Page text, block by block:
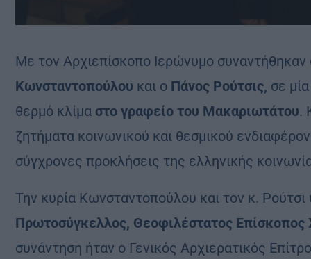
Με τον Αρχιεπίσκοπο Ιερώνυμο
Κωνσταντοπούλου και ο Πάνος Ρούτσις, σε
θερμό κλίμα στο γραφείο του Μακαριωτάτου.
ζητήματα κοινωνικού και θεσμικού
σύγχρονες προκλήσεις της ελληνικής
Την κυρία Κωνσταντοπούλου και τον κ. Ρούτσι
Πρωτοσύγκελλος, Θεοφιλέστατος
συνάντηση ήταν ο Γενικός Αρχιερατικός